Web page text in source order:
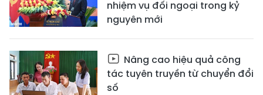
nhiệm vụ đối ngoại trong kỷ
nguyên mới
Nâng cao hiệu quả công
tác tuyên truyền từ chuyển đổi
số